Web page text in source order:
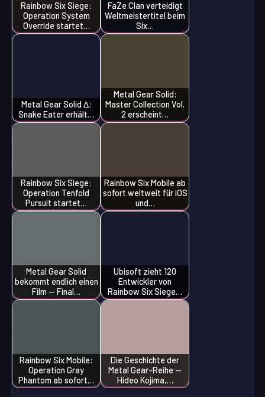
Rainbow Six Siege:
Operation System
Override startet…
FaZe Clan verteidigt
Weltmeistertitel beim
Six…
Metal Gear Solid Δ:
Snake Eater erhält…
Metal Gear Solid:
Master Collection Vol.
2 erscheint…
Rainbow Six Siege:
Operation Tenfold
Pursuit startet…
Rainbow Six Mobile ab
sofort weltweit für iOS
und…
Metal Gear Solid
bekommt endlich einen
Film — Final…
Ubisoft zieht 120
Entwickler von
Rainbow Six Siege…
Rainbow Six Mobile:
Operation Gray
Phantom ab sofort…
Die Geschichte der
Metal Gear-Reihe —
Hideo Kojima,…